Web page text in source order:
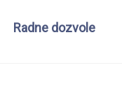
Radne dozvole